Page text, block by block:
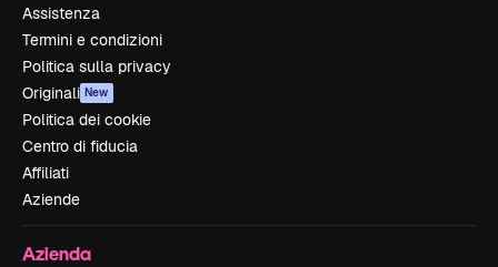
Assistenza
Termini e condizioni
Politica sulla privacy
Originali New
Politica dei cookie
Centro di fiducia
Affiliati
Aziende
Azienda